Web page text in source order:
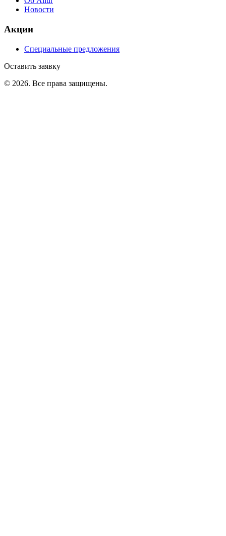
Новости
Акции
Специальные предложения
Оставить заявку
© 2026. Все права защищены.